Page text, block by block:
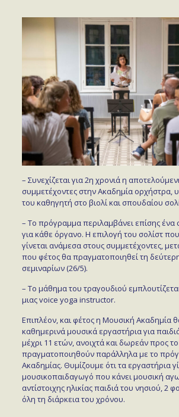
– Συνεχίζεται για 2η χρονιά η
συμμετέχοντες στην Ακαδημία ορχήστρα,
του καθηγητή στο βιολί και σπουδαίου
– Το πρόγραμμα περιλαμβάνει επίσης ένα
για κάθε όργανο. Η επιλογή του σολίστ
γίνεται ανάμεσα στους συμμετέχοντες,
που φέτος θα πραγματοποιηθεί τη
σεμιναρίων (26/5).
– Το μάθημα του τραγουδιού
μιας voice yoga instructor.
Επιπλέον, και φέτος η Μουσική Ακαδημία
καθημερινά μουσικά εργαστήρια για
μέχρι 11 ετών, ανοιχτά και δωρεάν προς
πραγματοποιηθούν παράλληλα με το
Ακαδημίας. Θυμίζουμε ότι τα εργαστήρια
μουσικοπαιδαγωγό που κάνει μουσική
αντίστοιχης ηλικίας παιδιά του νησιού, 2
όλη τη διάρκεια του χρόνου.